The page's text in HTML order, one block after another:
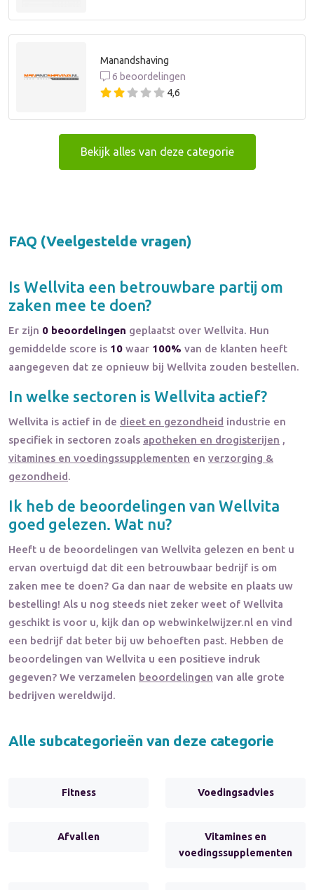
Manandshaving
6 beoordelingen
4,6
Bekijk alles van deze categorie
FAQ (Veelgestelde vragen)
Is Wellvita een betrouwbare partij om
zaken mee te doen?
Er zijn 0 beoordelingen geplaatst over Wellvita. Hun
gemiddelde score is 10 waar 100% van de klanten heeft
aangegeven dat ze opnieuw bij Wellvita zouden bestellen.
In welke sectoren is Wellvita actief?
Wellvita is actief in de dieet en gezondheid industrie en
specifiek in sectoren zoals apotheken en drogisterijen ,
vitamines en voedingssupplementen en verzorging &
gezondheid.
Ik heb de beoordelingen van Wellvita
goed gelezen. Wat nu?
Heeft u de beoordelingen van Wellvita gelezen en bent u
ervan overtuigd dat dit een betrouwbaar bedrijf is om
zaken mee te doen? Ga dan naar de website en plaats uw
bestelling! Als u nog steeds niet zeker weet of Wellvita
geschikt is voor u, kijk dan op webwinkelwijzer.nl en vind
een bedrijf dat beter bij uw behoeften past. Hebben de
beoordelingen van Wellvita u een positieve indruk
gegeven? We verzamelen beoordelingen van alle grote
bedrijven wereldwijd.
Alle subcategorieën van deze categorie
Fitness Voedingsadvies
Afvallen
Vitamines en
voedingssupplementen